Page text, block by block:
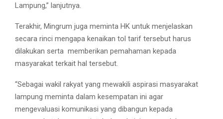
Lampung,” lanjutnya.
Terakhir, Mingrum juga meminta HK untuk menjelaskan
secara rinci mengapa kenaikan tol tarif tersebut harus
dilakukan serta memberikan pemahaman kepada
masyarakat terkait hal tersebut.
“Sebagai wakil rakyat yang mewakili aspirasi masyarakat
lampung meminta dalam kesempatan ini agar
mengevaluasi komunikasi yang dibangun kepada